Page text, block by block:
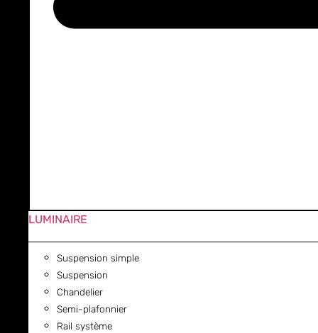
LUMINAIRE
Suspension simple
Suspension
Chandelier
Semi-plafonnier
Rail système